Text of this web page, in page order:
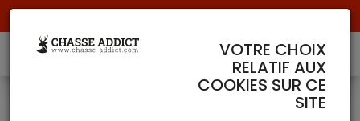
VOTRE CHOIX
RELATIF AUX
COOKIES SUR CE
SITE